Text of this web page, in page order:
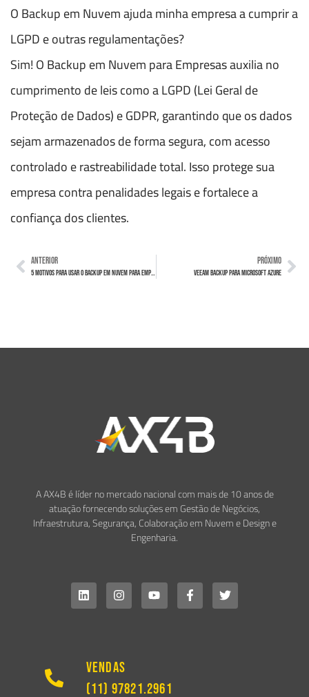
O Backup em Nuvem ajuda minha empresa a cumprir a
LGPD e outras regulamentações?
Sim! O Backup em Nuvem para Empresas auxilia no
cumprimento de leis como a LGPD (Lei Geral de
Proteção de Dados) e GDPR, garantindo que os dados
sejam armazenados de forma segura, com acesso
controlado e rastreabilidade total. Isso protege sua
empresa contra penalidades legais e fortalece a
confiança dos clientes.
ANTERIOR PRÓXIMO
Veeam Backup para Microsoft Azure
A AX4B é líder no mercado nacional com mais de 10 anos de
atuação fornecendo soluções em Gestão de Negócios,
Infraestrutura, Segurança, Colaboração em Nuvem e Design e
Engenharia.
Vendas
(11) 97821.2961